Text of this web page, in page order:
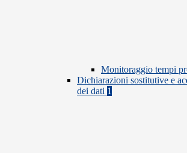
Monitoraggio tempi
Dichiarazioni sostitutive e
dei dati 1